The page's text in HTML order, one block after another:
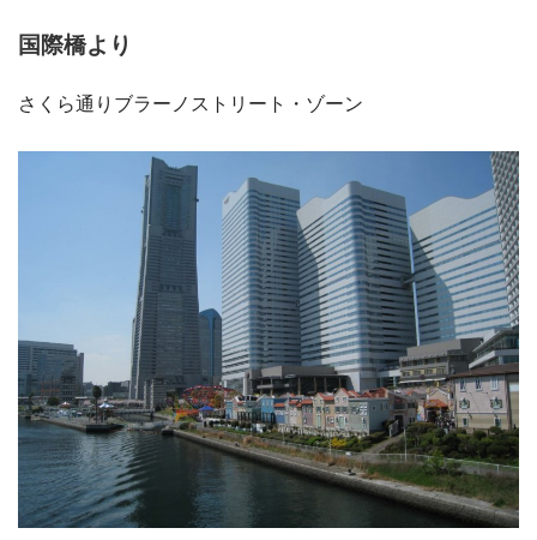
国際橋より
さくら通りブラーノストリート・ゾーン